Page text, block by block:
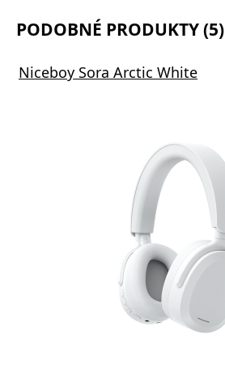
PODOBNÉ PRODUKTY (5)
Niceboy Sora Arctic White